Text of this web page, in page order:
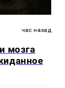
час назад
мозга